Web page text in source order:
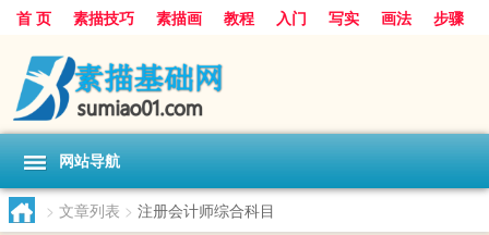
首 页 素描技巧 素描画 教程 入门 写实 画法
步骤
基础
超写实
网站导航
> 文章列表 > 注册会计师综合科目